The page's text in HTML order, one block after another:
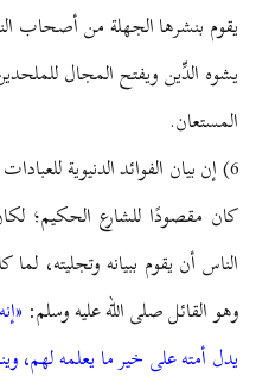
يقوم بنشرها الجهلة من أصحاب
يشوه الدِّين ويفتح المجال
المستعان.
6) إن بيان الفوائد الدنيوية
كان مقصودًا للشارع الحكيم؛
الناس أن يقوم ببيانه وتجليته، لما
وهو القائل صلى الله عليه وسلم:
يدل أمته على خير ما يعلمه لهم،